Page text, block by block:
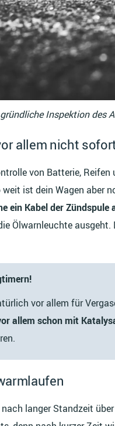
Inspektion des
allem nicht
von Batterie,
ist dein Wagen aber
ein Kabel der
Ölwarnleuchte
vor allem für
allem schon mit
langer Standzeit